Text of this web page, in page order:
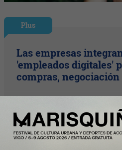
Plus
Las empresas
'empleados digitales'
compras,